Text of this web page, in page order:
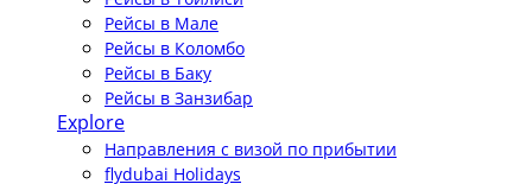
Рейсы в Мале
Рейсы в Коломбо
Рейсы в Баку
Рейсы в Занзибар
Explore
Направления с визой по прибытии
flydubai Holidays